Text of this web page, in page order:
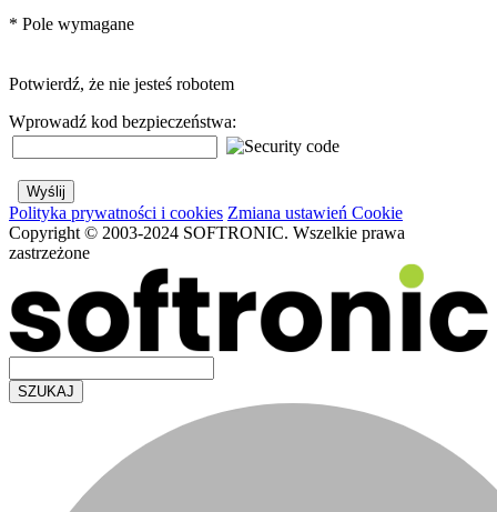
* Pole wymagane
Potwierdź, że nie jesteś robotem
Wprowadź kod bezpieczeństwa:
Polityka prywatności i cookies Zmiana ustawień Cookie
Copyright © 2003-2024 SOFTRONIC. Wszelkie prawa
zastrzeżone